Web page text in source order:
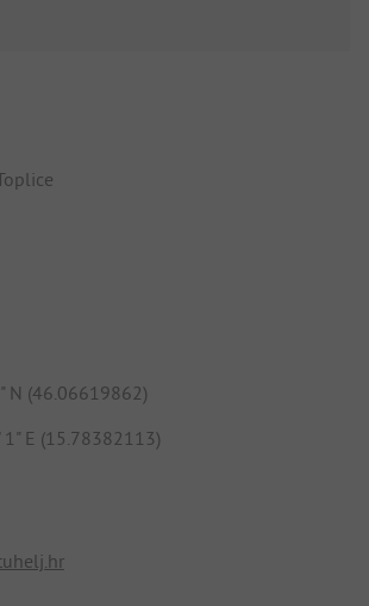
N (46.06619862)
E (15.78382113)